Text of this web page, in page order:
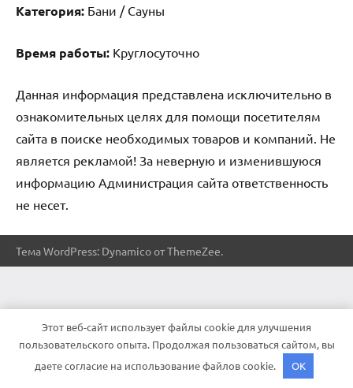
Категория: Бани / Сауны
Время работы: Круглосуточно
Данная информация представлена исключительно в
ознакомительных целях для помощи посетителям
сайта в поиске необходимых товаров и компаний. Не
является рекламой! За неверную и изменившуюся
информацию Администрация сайта ответственность
не несет.
Тема WordPress: Dynamico от ThemeZee.
Этот веб-сайт использует файлы cookie для улучшения
пользовательского опыта. Продолжая пользоваться сайтом, вы
даете согласие на использование файлов cookie.
OK